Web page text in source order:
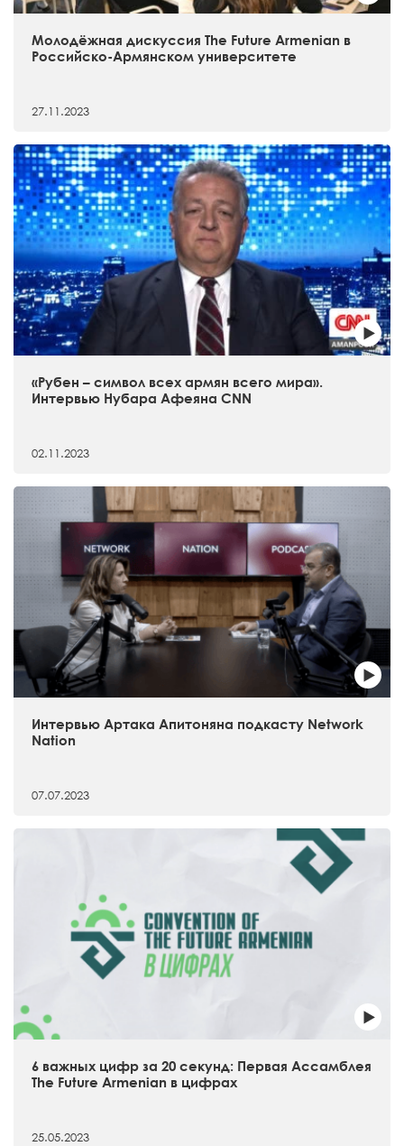
Молодёжная дискуссия The Future Armenian в
Российско-Армянском университете
27.11.2023
«Рубен – символ всех армян всего мира».
Интервью Нубара Афеяна CNN
02.11.2023
Интервью Артака Апитоняна подкасту Network
Nation
07.07.2023
6 важных цифр за 20 секунд: Первая Ассамблея
The Future Armenian в цифрах
25.05.2023